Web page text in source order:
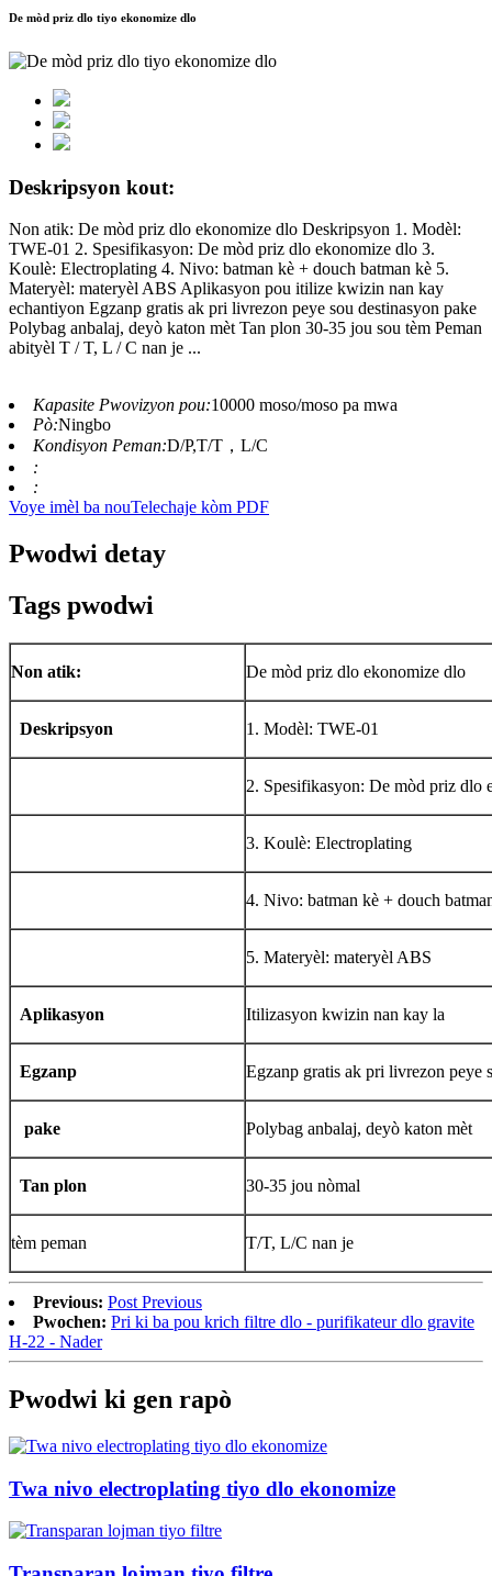
De mòd priz dlo tiyo ekonomize dlo
Deskripsyon kout:
Non atik: De mòd priz dlo ekonomize dlo Deskripsyon 1. Modèl:
TWE-01 2. Spesifikasyon: De mòd priz dlo ekonomize dlo 3.
Koulè: Electroplating 4. Nivo: batman kè + douch batman kè 5.
Materyèl: materyèl ABS Aplikasyon pou itilize kwizin nan kay
echantiyon Egzanp gratis ak pri livrezon peye sou destinasyon pake
Polybag anbalaj, deyò katon mèt Tan plon 30-35 jou sou tèm Peman
abityèl T / T, L / C nan je ...
Kapasite Pwovizyon pou:10000 moso/moso pa mwa
Pò:Ningbo
Kondisyon Peman:D/P,T/T，L/C
:
:
Voye imèl ba nouTelechaje kòm PDF
Pwodwi detay
Tags pwodwi
Non atik: De mòd priz dlo ekonomize dlo
Deskripsyon 1. Modèl: TWE-01
2. Spesifikasyon: De mòd priz dlo
3. Koulè: Electroplating
4. Nivo: batman kè + douch
5. Materyèl: materyèl ABS
Aplikasyon Itilizasyon kwizin nan kay la
Egzanp Egzanp gratis ak pri livrezon peye
pake Polybag anbalaj, deyò katon mèt
Tan plon 30-35 jou nòmal
tèm peman T/T, L/C nan je
Previous: Post Previous
Pwochen: Pri ki ba pou krich filtre dlo - purifikateur dlo gravite
H-22 - Nader
Pwodwi ki gen rapò
Twa nivo electroplating tiyo dlo ekonomize